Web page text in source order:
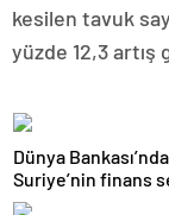
kesilen tavuk
yüzde 12,3 artış
Dünya
Suriye’nin finans
100 milyon dolarlık